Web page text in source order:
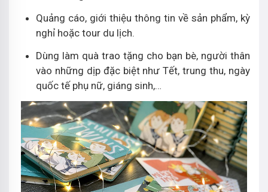
Quảng cáo, giới thiệu thông tin về sản phẩm, kỳ
nghỉ hoặc tour du lịch.
Dùng làm quà trao tặng cho bạn bè, người thân
vào những dịp đặc biệt như Tết, trung thu, ngày
quốc tế phụ nữ, giáng sinh,…